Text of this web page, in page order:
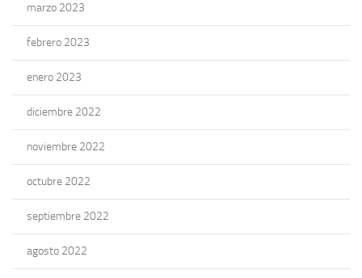
marzo 2023
febrero 2023
enero 2023
diciembre 2022
noviembre 2022
octubre 2022
septiembre 2022
agosto 2022